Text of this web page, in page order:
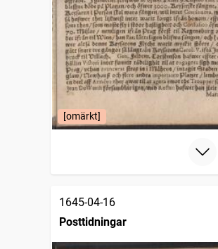
[omärkt]
1645-04-16
Posttidningar